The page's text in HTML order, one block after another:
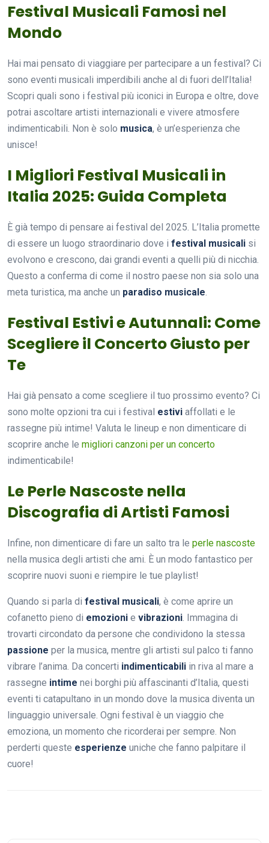
Festival Musicali Famosi nel
Mondo
Hai mai pensato di viaggiare per partecipare a un festival? Ci
sono eventi musicali imperdibili anche al di fuori dell’Italia!
Scopri quali sono i festival più iconici in Europa e oltre, dove
potrai ascoltare artisti internazionali e vivere atmosfere
indimenticabili. Non è solo musica, è un’esperienza che
unisce!
I Migliori Festival Musicali in
Italia 2025: Guida Completa
È già tempo di pensare ai festival del 2025. L’Italia promette
di essere un luogo straordinario dove i festival musicali si
evolvono e crescono, dai grandi eventi a quelli più di nicchia.
Questo a conferma di come il nostro paese non sia solo una
meta turistica, ma anche un paradiso musicale
Festival Estivi e Autunnali: Come
Scegliere il Concerto Giusto per
Te
Hai già pensato a come scegliere il tuo prossimo evento? Ci
sono molte opzioni tra cui i festival estivi affollati e le
rassegne più intime! Valuta le lineup e non dimenticare di
scoprire anche le migliori canzoni per un concerto
indimenticabile!
Le Perle Nascoste nella
Discografia di Artisti Famosi
Infine, non dimenticare di fare un salto tra le perle nascoste
nella musica degli artisti che ami. È un modo fantastico per
scoprire nuovi suoni e riempire le tue playlist!
Quando si parla di festival musicali, è come aprire un
cofanetto pieno di emozioni e vibrazioni . Immagina di
trovarti circondato da persone che condividono la stessa
passione per la musica, mentre gli artisti sul palco ti fanno
vibrare l’anima. Da concerti indimenticabili in riva al mare a
rassegne intime nei borghi più affascinanti d’Italia, questi
eventi ti catapultano in un mondo dove la musica diventa un
linguaggio universale. Ogni festival è un viaggio che
emoziona, un momento che ricorderai per sempre. Non
perderti queste esperienze uniche che fanno palpitare il
cuore!